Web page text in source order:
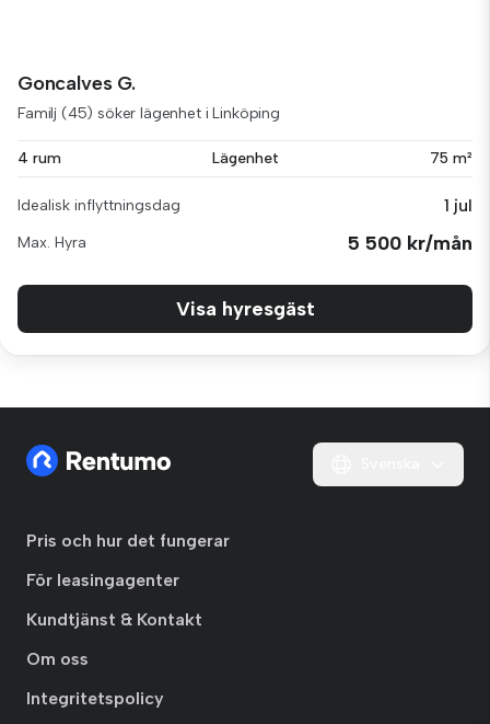
Goncalves G.
Familj (45) söker lägenhet i Linköping
4 rum Lägenhet 75 m²
Idealisk inflyttningsdag 1 jul
Max. Hyra 5 500 kr/mån
Visa hyresgäst
Pris och hur det fungerar
För leasingagenter
Kundtjänst & Kontakt
Om oss
Integritetspolicy